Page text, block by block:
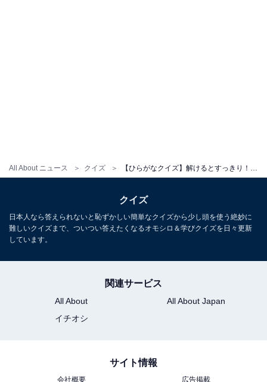
All About ニュース クイズ 【ひらがなクイズ】解けるとすっきり！ 空欄を埋めるひらがな2文字は？ ヒントは街の風景
クイズ
日本人なら答えられないと恥ずかしい簡単なクイズから少し頭を使う絶妙に
難しいクイズまで、ついつい答えたくなるオモシロ＆学びクイズを日々更新
しています。
関連サービス
All About
All About Japan
イチオシ
サイト情報
会社概要 広告掲載